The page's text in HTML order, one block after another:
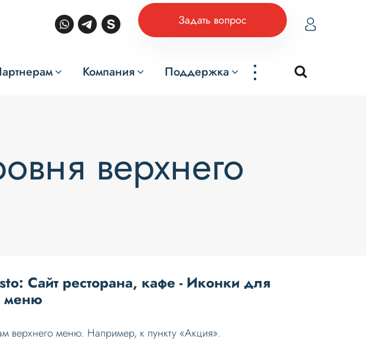
Задать вопрос
Компания Поддержка ...
верхнего
Сайт ресторана, кафе - Иконки для
меню
верхнего меню. Например, к пункту «Акция».